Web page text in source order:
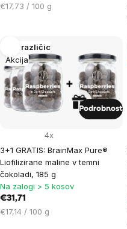
Cena
€17,73 / 100 g
Akcija
Več različic
3+1 GRATIS: BrainMax Pure®
Liofilizirane maline v temni
čokoladi, 185 g
4x
Na zalogi > 5 kosov
€31,71
Cena
€17,14 / 100 g
Podrobnost